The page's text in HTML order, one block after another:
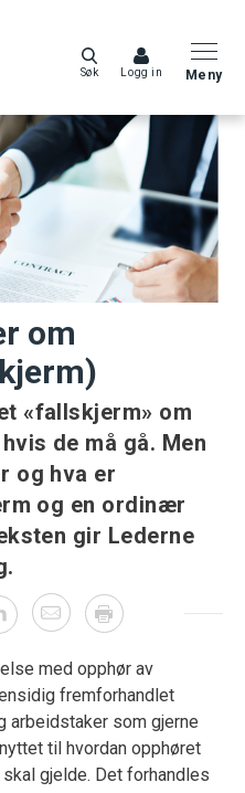
Søk Logg in Meny
om
«fallskjerm» om
de må gå. Men
og hva er
og en ordinær
gir Lederne
med opphør av
fremforhandlet
arbeidstaker som gjerne
til hvordan opphøret
gjelde. Det forhandles